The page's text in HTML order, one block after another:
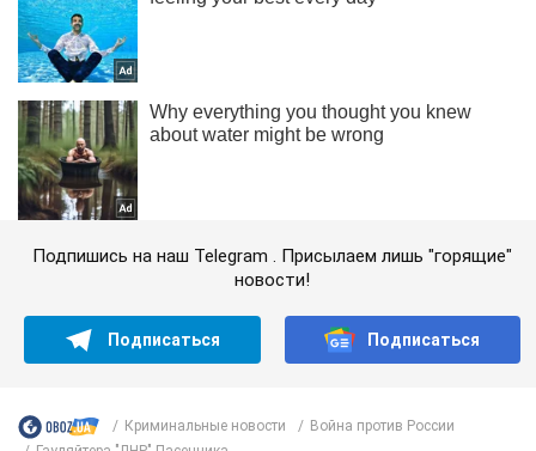
Подпишись на наш Telegram . Присылаем лишь "горящие"
новости!
Подписаться Подписаться
Криминальные новости
Война против России